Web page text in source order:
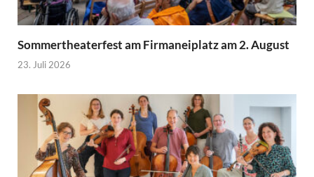
Sommertheaterfest am Firmaneiplatz am 2. August
23. Juli 2026